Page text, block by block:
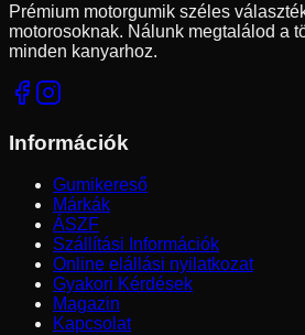
Prémium motorgumik széles
motorosoknak. Nálunk megtalálod a
minden kanyarhoz.
Információk
Gumikereső
Márkák
ÁSZF
Szállítási Információk
Online elállási nyilatkozat
Gyakori Kérdések
Magazin
Kapcsolat